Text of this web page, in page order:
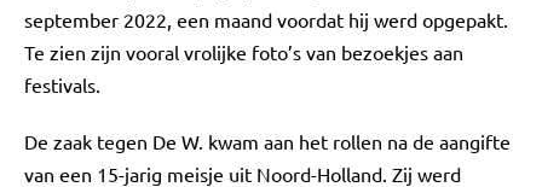
september 2022, een maand voordat hij werd opgepakt.
Te zien zijn vooral vrolijke foto’s van bezoekjes aan
festivals.
De zaak tegen De W. kwam aan het rollen na de aangifte
van een 15-jarig meisje uit Noord-Holland. Zij werd